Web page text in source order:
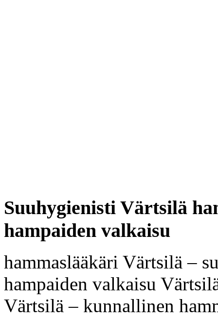
Suuhygienisti Värtsilä
hampaiden valkaisu
hammaslääkäri Värtsilä –
hampaiden valkaisu
Värtsilä – kunnallinen